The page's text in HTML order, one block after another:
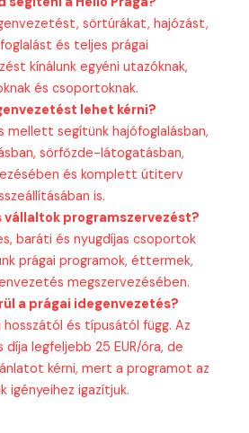
sörtúrákat, hajózást,
és teljes prágai
kínálunk egyéni utazóknak,
és csoportoknak.
lehet kérni?
mellett segítünk hajófoglalásban,
sörfőzde-látogatásban,
és komplett útiterv
is.
vállaltok programszervezést?
baráti és nyugdíjas csoportok
prágai programok, éttermek,
megszervezésében.
a prágai idegenvezetés?
hosszától és típusától függ. Az
legfeljebb 25 EUR/óra, de
kérni, mert a programot az
igényeihez igazítjuk.